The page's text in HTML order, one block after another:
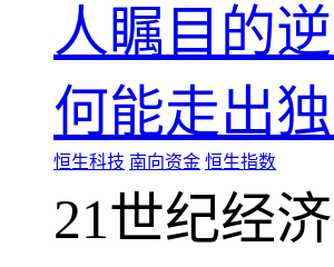
人瞩目的
何能走出
恒生科技 南向资金 恒生指数
21世纪经